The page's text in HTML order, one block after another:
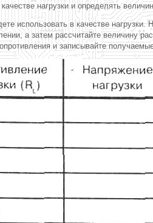
нагрузки и определять
использовать в качестве
а затем рассчитайте величину
и записывайте